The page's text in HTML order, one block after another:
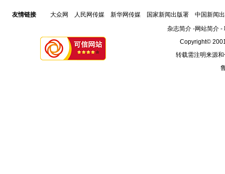
友情链接 大众网 人民网传媒 新华网传媒 国家新闻出版署
中国新闻
杂志简介-网站简介-
Copyright©
转载需注明来源